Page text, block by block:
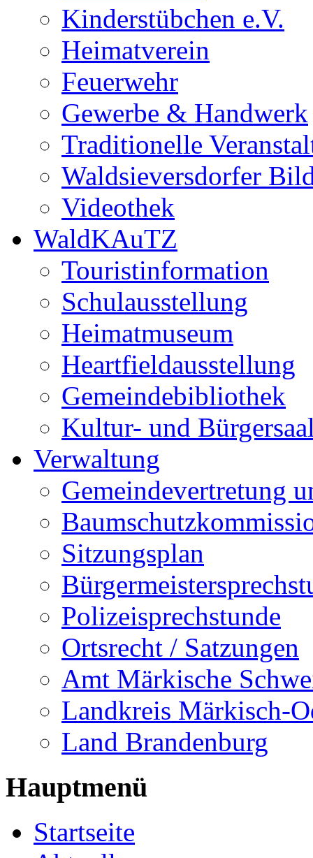
Kinderstübchen e.V.
Heimatverein
Feuerwehr
Gewerbe & Handwerk
Traditionelle
Waldsieversdorfer
Videothek
WaldKAuTZ
Touristinformation
Schulausstellung
Heimatmuseum
Heartfieldausstellung
Gemeindebibliothek
Kultur- und
Verwaltung
Gemeindevertretung
Sitzungsplan
Polizeisprechstunde
Ortsrecht / Satzungen
Amt Märkische
Landkreis Märkisch-
Land Brandenburg
Hauptmenü
Startseite